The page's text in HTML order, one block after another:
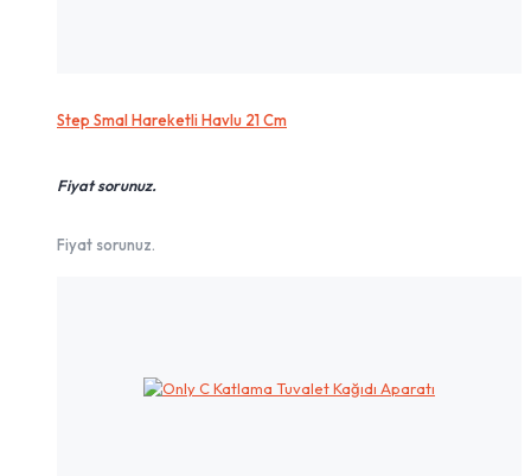
Step Smal Hareketli Havlu 21 Cm
Fiyat sorunuz.
Fiyat sorunuz.